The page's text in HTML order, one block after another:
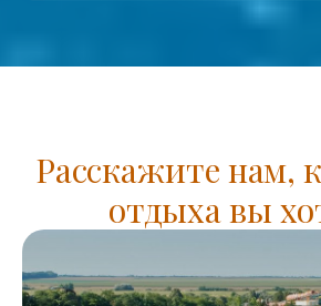
Расскажите нам,
отдыха вы